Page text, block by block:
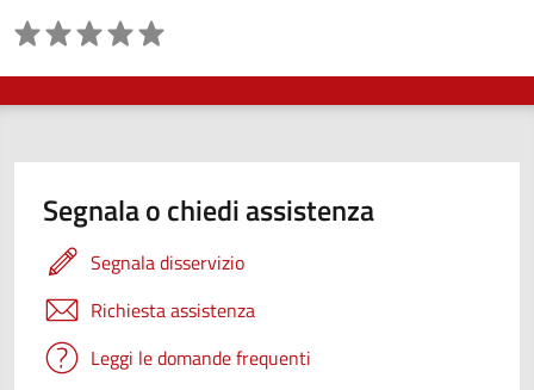
Valutazione
Segnala o chiedi assistenza
Segnala disservizio
Richiesta assistenza
Leggi le domande frequenti